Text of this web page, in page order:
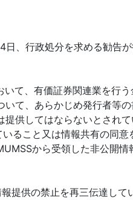
、行政処分を求める勧告が
て、有価証券関連業を行
て、あらかじめ発行者等
供してはならないとされて
ること又は情報共有の同
から受領した非公開
供の禁止を再三伝達して